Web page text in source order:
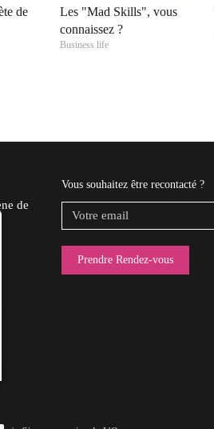
de
Les "Mad Skills", vous
connaissez ?
Business life
de
Vous souhaitez être recontacté ?
Votre email
Prendre Rendez-vous